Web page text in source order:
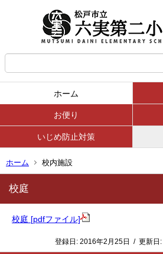
ホーム
お便り
いじめ防止対策
ホーム 校内施設
校庭
校庭 [pdfファイル]
登録日: 2016年2月25日 / 更新日: